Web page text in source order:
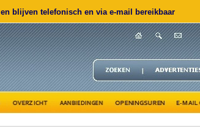
blijven telefonisch en via e-mail bereikbaar